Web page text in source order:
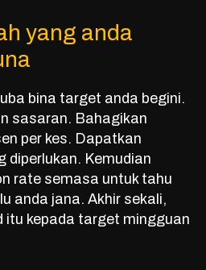
yang anda
bina target anda begini.
sasaran. Bahagikan
per kes. Dapatkan
diperlukan. Kemudian
rate semasa untuk tahu
anda jana. Akhir sekali,
itu kepada target mingguan